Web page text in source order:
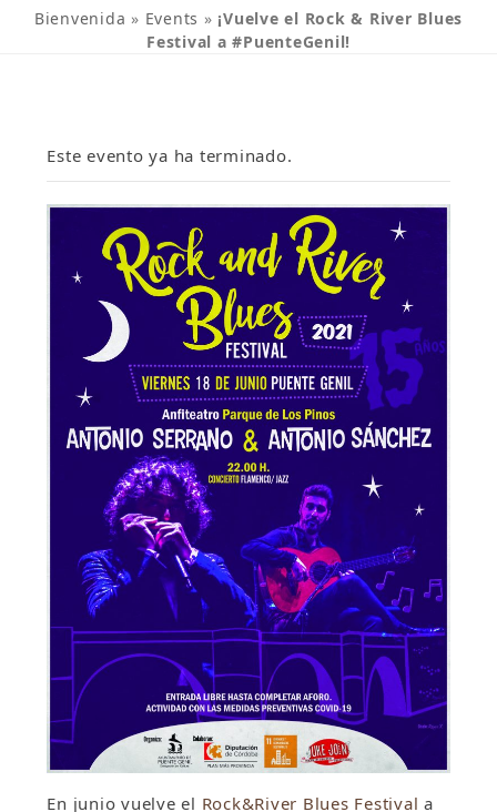
Bienvenida » Events » ¡Vuelve el Rock & River Blues
Festival a #PuenteGenil!
Este evento ya ha terminado.
En junio vuelve el Rock&River Blues Festival a